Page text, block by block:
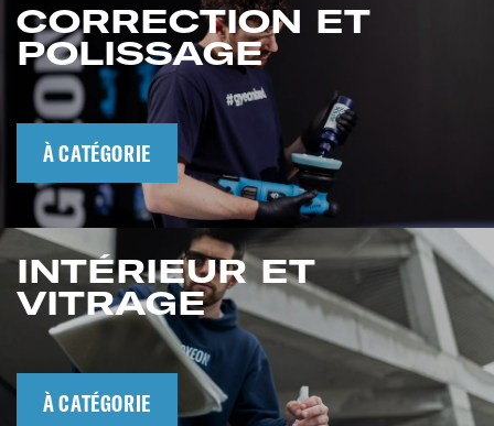
CORRECTION ET
POLISSAGE
À CATÉGORIE
INTÉRIEUR ET
VITRAGE
À CATÉGORIE